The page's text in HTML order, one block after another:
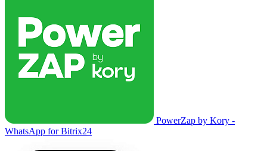
PowerZap by Kory -
WhatsApp for Bitrix24